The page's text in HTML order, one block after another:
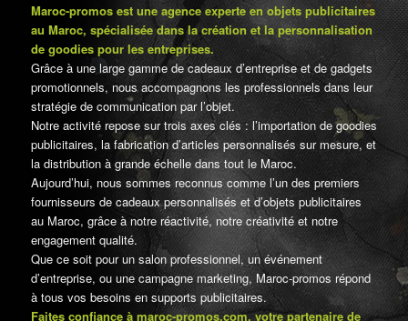
Maroc-promos est une agence experte en objets publicitaires
au Maroc, spécialisée dans la création et la personnalisation
de goodies pour les entreprises.
Grâce à une large gamme de cadeaux d’entreprise et de gadgets
promotionnels, nous accompagnons les professionnels dans leur
stratégie de communication par l’objet.
Notre activité repose sur trois axes clés : l’importation de goodies
publicitaires, la fabrication d’articles personnalisés sur mesure, et
la distribution à grande échelle dans tout le Maroc.
Aujourd’hui, nous sommes reconnus comme l’un des premiers
fournisseurs de cadeaux personnalisés et d’objets publicitaires
au Maroc, grâce à notre réactivité, notre créativité et notre
engagement qualité.
Que ce soit pour un salon professionnel, un événement
d’entreprise, ou une campagne marketing, Maroc-promos répond
à tous vos besoins en supports publicitaires.
Faites confiance à maroc-promos.com, votre partenaire de